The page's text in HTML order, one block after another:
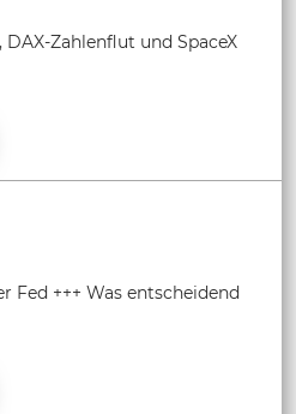
Zahlenflut und SpaceX
Fed +++ Was entscheidend